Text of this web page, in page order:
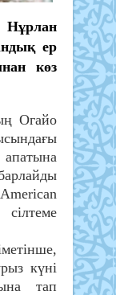
ер
көз
Огайо
күні
тап